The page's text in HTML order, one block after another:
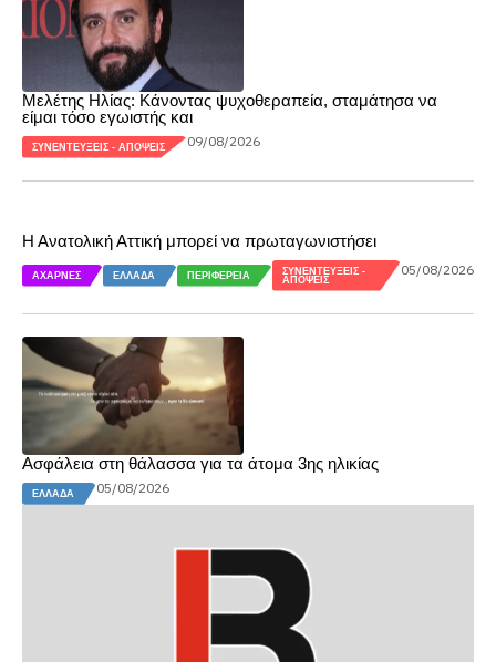
Μελέτης Ηλίας: Κάνοντας ψυχοθεραπεία, σταμάτησα να
είμαι τόσο εγωιστής και
ΣΥΝΕΝΤΕΎΞΕΙΣ - ΑΠΌΨΕΙΣ 09/08/2026
Η Ανατολική Αττική μπορεί να πρωταγωνιστήσει
ΑΧΑΡΝΈΣ ΕΛΛΆΔΑ ΠΕΡΙΦΈΡΕΙΑ
ΣΥΝΕΝΤΕΎΞΕΙΣ -
ΑΠΌΨΕΙΣ
05/08/2026
Ασφάλεια στη θάλασσα για τα άτομα 3ης ηλικίας
ΕΛΛΆΔΑ 05/08/2026